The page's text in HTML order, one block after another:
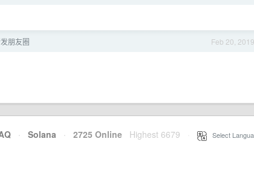
Feb 20, 2019
朋友圈
· Solana · 2725 Online Highest 6679 Select